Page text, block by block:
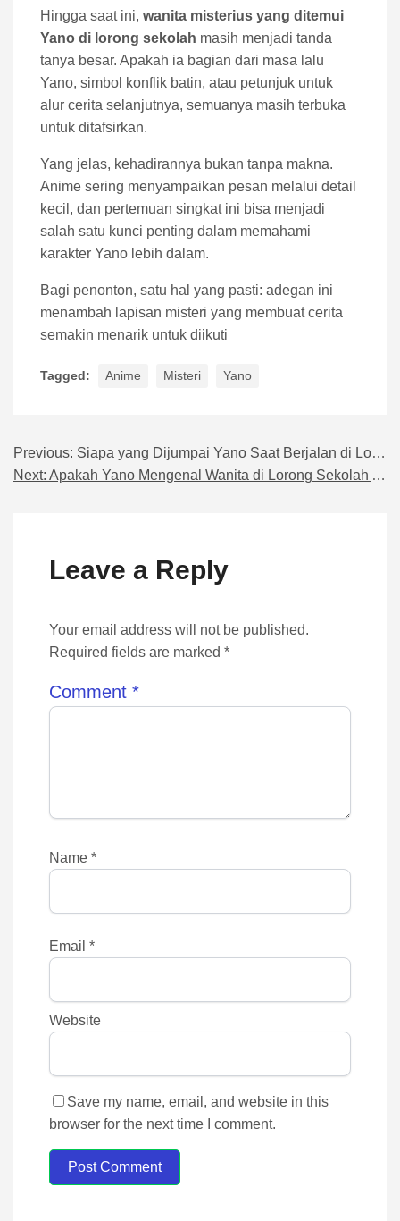
Hingga saat ini, wanita misterius yang ditemui
Yano di lorong sekolah masih menjadi tanda
tanya besar. Apakah ia bagian dari masa lalu
Yano, simbol konflik batin, atau petunjuk untuk
alur cerita selanjutnya, semuanya masih terbuka
untuk ditafsirkan.
Yang jelas, kehadirannya bukan tanpa makna.
Anime sering menyampaikan pesan melalui detail
kecil, dan pertemuan singkat ini bisa menjadi
salah satu kunci penting dalam memahami
karakter Yano lebih dalam.
Bagi penonton, satu hal yang pasti: adegan ini
menambah lapisan misteri yang membuat cerita
semakin menarik untuk diikuti
Tagged: Anime Misteri Yano
Navigasi pos
Previous: Siapa yang Dijumpai Yano Saat Berjalan di Lorong Sekolah
Next: Apakah Yano Mengenal Wanita di Lorong Sekolah Anime?
Leave a Reply
Your email address will not be published.
Required fields are marked *
Comment *
Name *
Email *
Website
Save my name, email, and website in this
browser for the next time I comment.
Post Comment